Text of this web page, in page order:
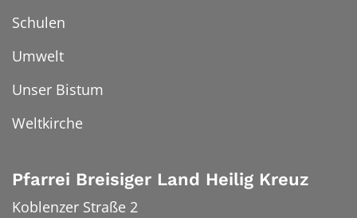
Schulen
Umwelt
Unser Bistum
Weltkirche
Pfarrei Breisiger Land Heilig Kreuz
Koblenzer Straße 2